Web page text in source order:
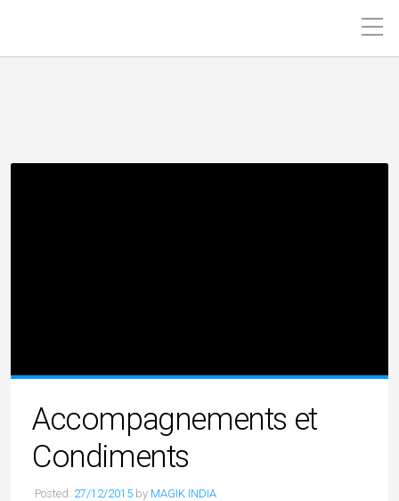
Accompagnements et
Condiments
Posted: 27/12/2015 by MAGIK INDIA